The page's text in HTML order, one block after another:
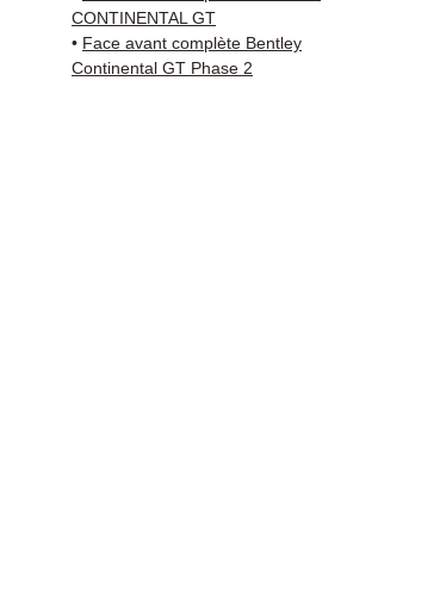
CONTINENTAL GT
• Face avant complète Bentley
Continental GT Phase 2